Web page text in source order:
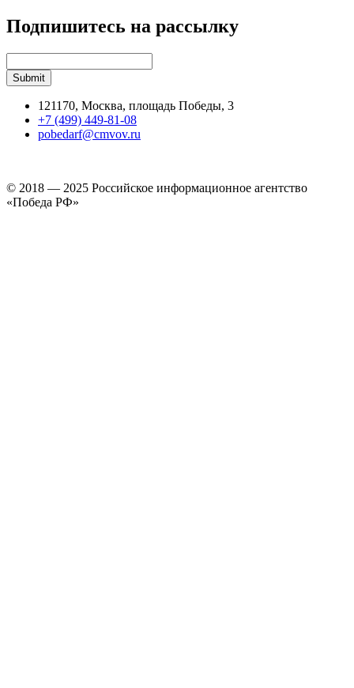
Подпишитесь на рассылку
121170, Москва, площадь Победы, 3
+7 (499) 449-81-08
pobedarf@cmvov.ru
© 2018 — 2025 Российское информационное агентство
«Победа РФ»